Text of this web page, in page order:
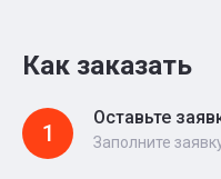
Как заказать
1
Оставьте
Заполните